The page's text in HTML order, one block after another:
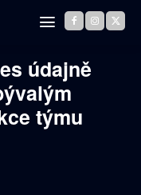
údajně
týmu